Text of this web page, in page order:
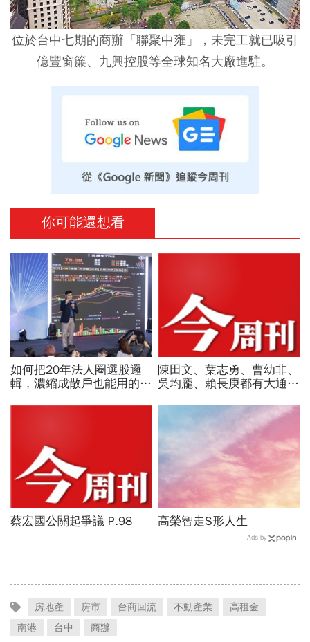
位於台中七期的商辦「聯聚中雍」，未完工就已吸引
億豐窗簾、九興控股等全球知名大廠進駐。
你可能還想看
如何把20年法人圈選股邏
輯，濃縮成散戶也能用的三
黃豐凱的巨浪碉堡法
陳田文、葉志勇、曹幼非、
吳均龐、賴長庚都有大通的
蔡宏國公關起爭議 P.98 高榮智走S形人生
Ads by
房地產 房市 台商回流 不動產業
高租金
南港
台中 商辦